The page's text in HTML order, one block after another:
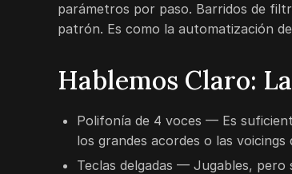
parámetros por paso. Barridos de
patrón. Es como la automatización
Hablemos Claro:
Polifonía de 4 voces — Es
los grandes acordes o las
Teclas delgadas — Jugables, pero